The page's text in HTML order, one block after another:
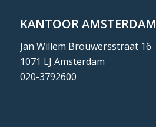
KANTOOR AMSTERDAM
Jan Willem Brouwersstraat 16
1071 LJ Amsterdam
020-3792600